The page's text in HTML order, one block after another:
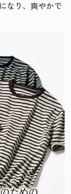
なり、爽やかで